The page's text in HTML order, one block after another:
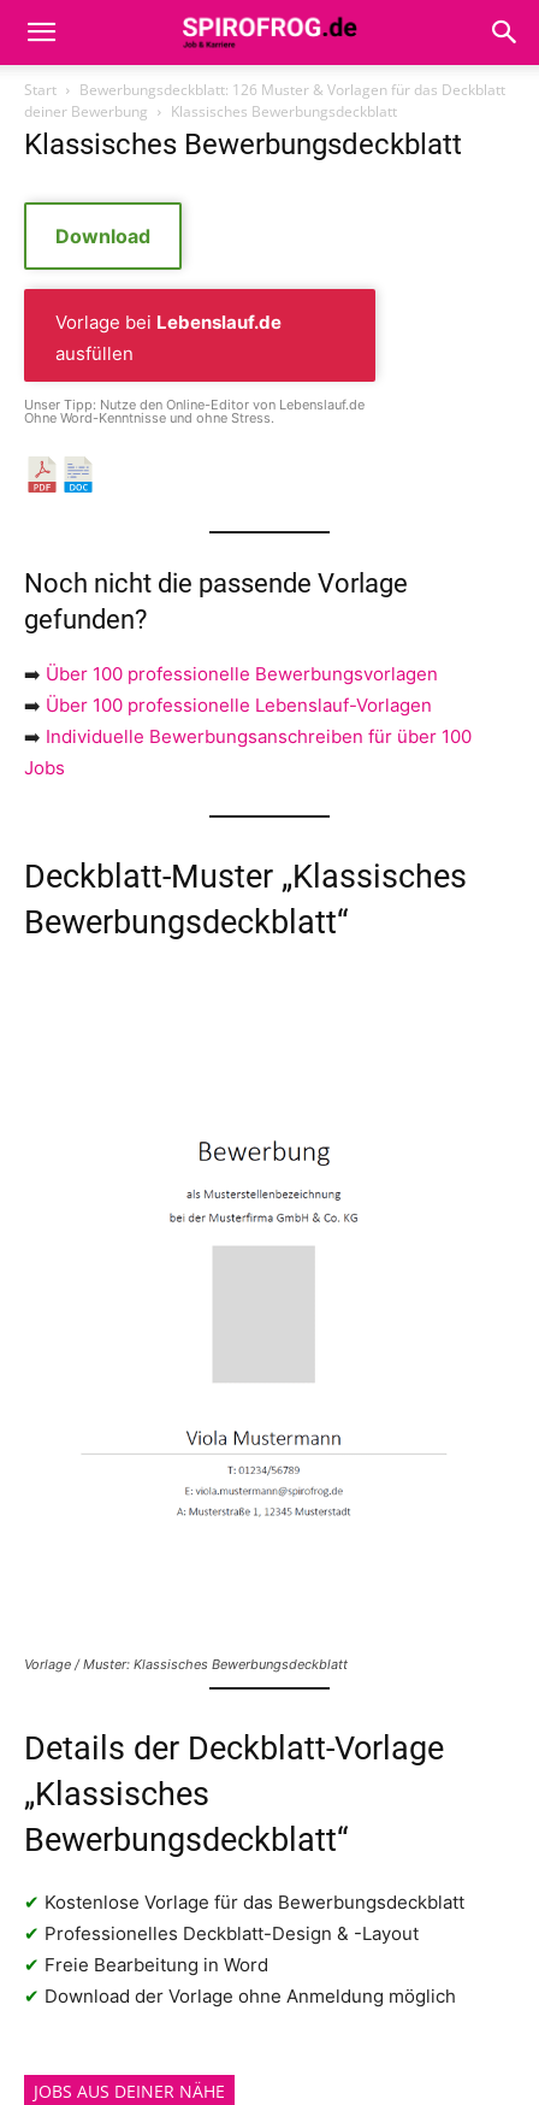
Start
Bewerbungsdeckblatt: 126 Muster & Vorlagen für das Deckblatt
deiner Bewerbung
Klassisches Bewerbungsdeckblatt
Klassisches Bewerbungsdeckblatt
Download
Vorlage bei Lebenslauf.de
ausfüllen
Unser Tipp: Nutze den Online-Editor von Lebenslauf.de
Ohne Word-Kenntnisse und ohne Stress.
Noch nicht die passende Vorlage
gefunden?
➡️ Über 100 professionelle Bewerbungsvorlagen
➡️ Über 100 professionelle Lebenslauf-Vorlagen
➡️ Individuelle Bewerbungsanschreiben für über 100
Jobs
Deckblatt-Muster „Klassisches
Bewerbungsdeckblatt“
Vorlage / Muster: Klassisches Bewerbungsdeckblatt
Details der Deckblatt-Vorlage
„Klassisches
Bewerbungsdeckblatt“
✔ Kostenlose Vorlage für das Bewerbungsdeckblatt
✔ Professionelles Deckblatt-Design & -Layout
✔ Freie Bearbeitung in Word
✔ Download der Vorlage ohne Anmeldung möglich
JOBS AUS DEINER NÄHE